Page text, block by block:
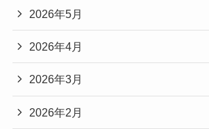
2026年5月
2026年4月
2026年3月
2026年2月